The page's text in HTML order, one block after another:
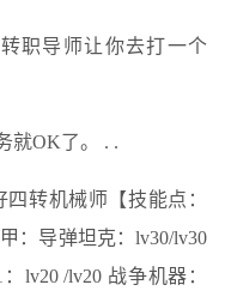
职导师让你去打一个
就OK了。 . .
转机械师【技能点：
：导弹坦克：lv30/lv30
lv20 /lv20 战争机器：